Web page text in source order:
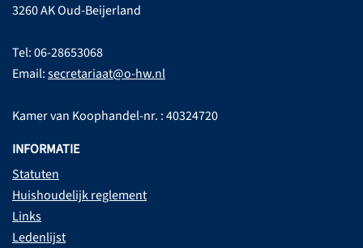
3260 AK Oud-Beijerland
Tel: 06-28653068
Email:secretariaat@o-hw.nl
Kamer van Koophandel-nr. : 40324720
INFORMATIE
Statuten
Huishoudelijk reglement
Links
Ledenlijst